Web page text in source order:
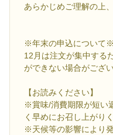
あらかじめご理解の上
※年末の申込について※
12月は注文が集中する
ができない場合がござ
【お読みください】
※賞味/消費期限が短い
く早めにお召し上がり
※天候等の影響により